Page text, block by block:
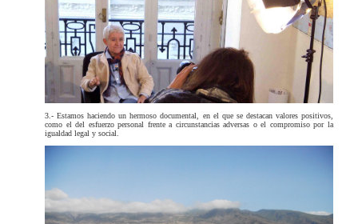
3.- Estamos haciendo un hermoso documental, en el que se destacan valores positivos,
como el del esfuerzo personal frente a circunstancias adversas o el compromiso por la
igualdad legal y social.